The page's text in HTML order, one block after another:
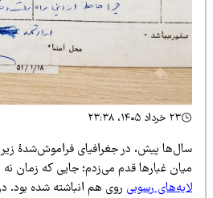
پیش، در جغرافیای فراموش‌شدهٔ
غبارها قدم می‌زدم؛ جایی که زمان نه به
رسوبیروی هم انباشته شده بود. در